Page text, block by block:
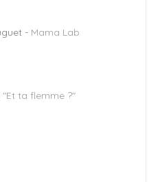
- Mama Lab
"Et ta flemme ?"